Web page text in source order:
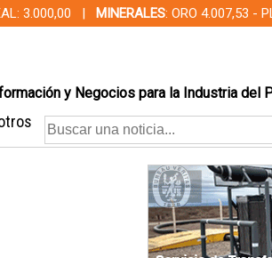
3.000,00 | MINERALES: ORO 4.007,53 -
y Negocios para la Industria del